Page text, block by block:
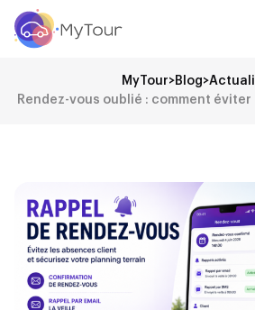
MyTour>Blog>
Rendez-vous oublié : comment